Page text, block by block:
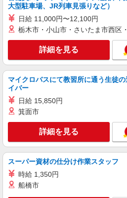
大型駐車場、JR列車見張りなど）
日給 11,000円〜12,100円
栃木市・小山市・さいたま市西区
詳細を見る
マイクロバスにて教習所に通う生徒の
イバー
日給 15,850円
箕面市
詳細を見る
スーパー資材の仕分け作業スタッフ
時給 1,350円
船橋市